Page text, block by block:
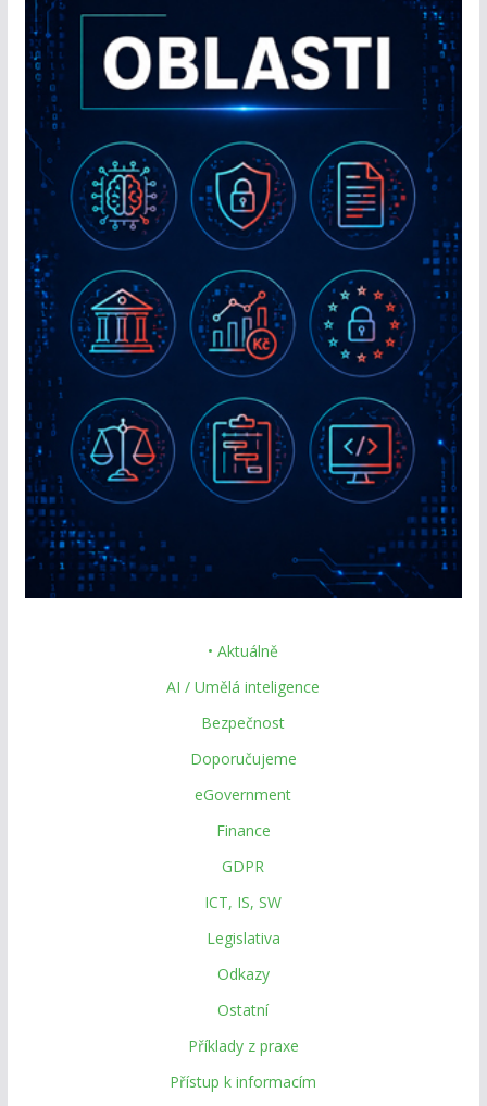
• Aktuálně
AI / Umělá inteligence
Bezpečnost
Doporučujeme
eGovernment
Finance
GDPR
ICT, IS, SW
Legislativa
Odkazy
Ostatní
Příklady z praxe
Přístup k informacím